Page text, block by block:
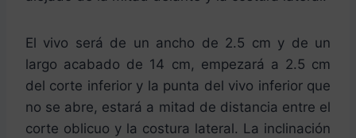
El vivo será de un ancho de 2.5 cm y de un
largo acabado de 14 cm, empezará a 2.5 cm
del corte inferior y la punta del vivo inferior que
no se abre, estará a mitad de distancia entre el
corte oblicuo y la costura lateral. La inclinación